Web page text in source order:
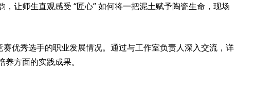
，让师生直观感受 “匠心” 如何将一把泥土赋予陶瓷生命，现场
优秀选手的职业发展情况。通过与工作室负责人深入交流，详
方面的实践成果。